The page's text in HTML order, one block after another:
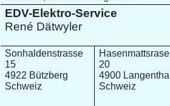
EDV-Elektro-Service
René Dätwyler
Sonhaldenstrasse
15
4922 Bützberg
Schweiz
Hasenmattsrase
20
4900 Langenthal
Schweiz